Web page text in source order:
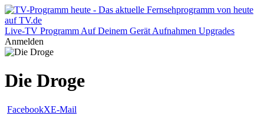
Live-TV Programm Auf Deinem Gerät Aufnahmen Upgrades
Anmelden
Die Droge
FacebookXE-Mail